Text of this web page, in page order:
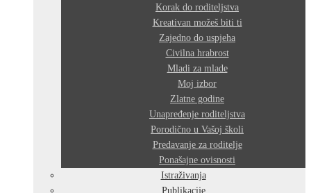
Korak do roditeljstva
Kreativan možeš biti ti
Zajedno do uspjeha
Civilna hrabrost
Mladi za mlade
Moj izbor
Zlatne godine
Unapređenje roditeljstva
Porodično u Vašoj školi
Predavanje za roditelje
Ponašajne ovisnosti
Istraživanja
Publikacije